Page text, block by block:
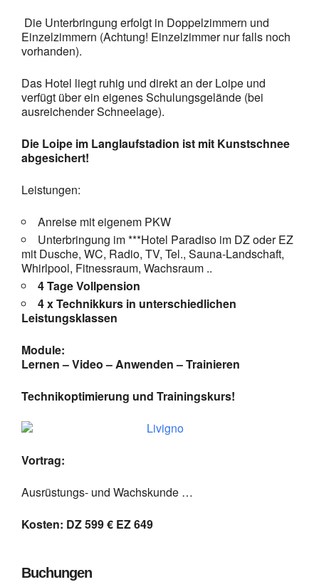
Die Unterbringung erfolgt in Doppelzimmern und
Einzelzimmern (Achtung! Einzelzimmer nur falls noch
vorhanden).
Das Hotel liegt ruhig und direkt an der Loipe und
verfügt über ein eigenes Schulungsgelände (bei
ausreichender Schneelage).
Die Loipe im Langlaufstadion ist mit Kunstschnee
abgesichert!
Leistungen:
Anreise mit eigenem PKW
Unterbringung im ***Hotel Paradiso im DZ oder EZ
mit Dusche, WC, Radio, TV, Tel., Sauna-Landschaft,
Whirlpool, Fitnessraum, Wachsraum ..
4 Tage Vollpension
4 x Technikkurs in unterschiedlichen
Leistungsklassen
Module:
Lernen – Video – Anwenden – Trainieren
Technikoptimierung und Trainingskurs!
Vortrag:
Ausrüstungs- und Wachskunde …
Kosten: DZ 599 € EZ 649
Buchungen